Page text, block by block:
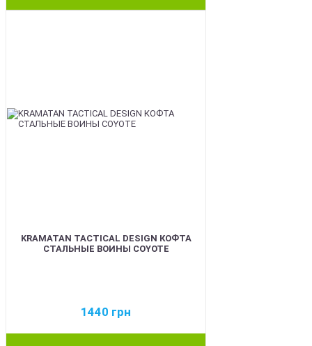
KRAMATAN TACTICAL DESIGN КОФТА
СТАЛЬНЫЕ ВОИНЫ COYOTE
1440 грн